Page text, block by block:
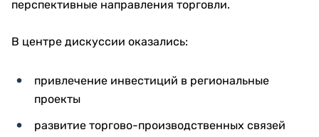
перспективные направления торговли.
В центре дискуссии оказались:
привлечение инвестиций в региональные
проекты
развитие торгово-производственных связей